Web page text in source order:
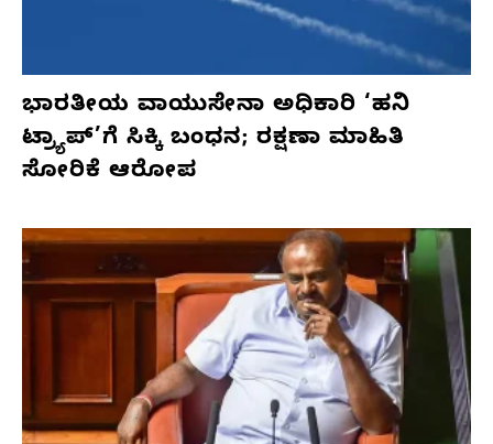
ಭಾರತೀಯ ವಾಯುಸೇನಾ ಅಧಿಕಾರಿ ‘ಹನಿ
ಟ್ರ್ಯಾಪ್’ಗೆ ಸಿಕ್ಕಿ ಬಂಧನ; ರಕ್ಷಣಾ ಮಾಹಿತಿ
ಸೋರಿಕೆ ಆರೋಪ